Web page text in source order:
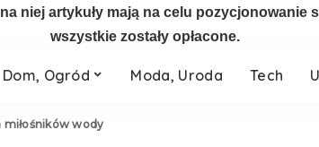
niej artykuły mają na celu
wszystkie zostały opłacone.
Dom, Ogród Moda, Uroda Tech
miłośników wody